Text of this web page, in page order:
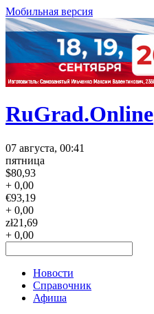
Мобильная версия
RuGrad.Online
07 августа, 00:41
пятница
$80,93
+ 0,00
€93,19
+ 0,00
zł21,69
+ 0,00
Новости
Справочник
Афиша